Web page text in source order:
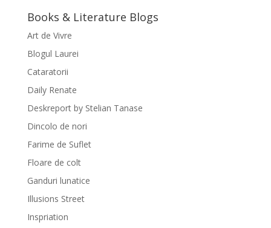
Books & Literature Blogs
Art de Vivre
Blogul Laurei
Cataratorii
Daily Renate
Deskreport by Stelian Tanase
Dincolo de nori
Farime de Suflet
Floare de colt
Ganduri lunatice
Illusions Street
Inspriation